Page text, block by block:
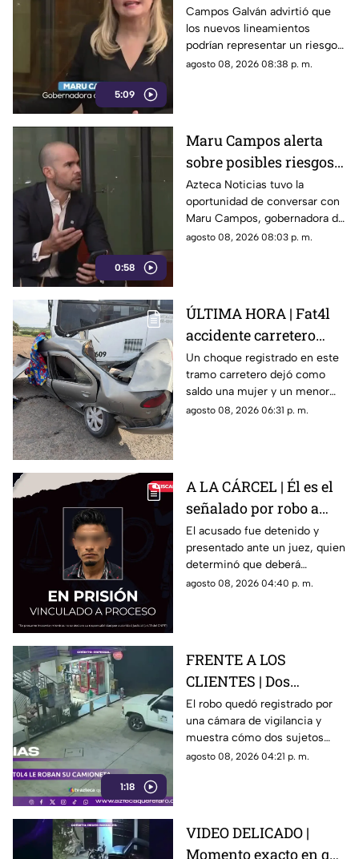
5:09
posible censura
impulsada desde el
Gobierno Federal
Campos Galván advirtió que
los nuevos lineamientos
podrían representar un riesgo
para la libertad de expresión
agosto 08, 2026 08:38 p. m.
0:58
Maru Campos alerta
sobre posibles riesgos
para la libertad de
expresión
Azteca Noticias tuvo la
oportunidad de conversar con
Maru Campos, gobernadora de
Chihuahua, quien habló sobre
para la libertad de expresión
agosto 08, 2026 08:03 p. m.
ÚLTIMA HORA | Fat4l
accidente carretero
deja una mujer y un
niño mu3rtos en San
Juan del Río
Un choque registrado en este
tramo carretero dejó como
saldo una mujer y un menor
sin vida, además de una
agosto 08, 2026 06:31 p. m.
A LA CÁRCEL | Él es el
señalado por robo a
una casa en Santa Rosa
Jáuregui
El acusado fue detenido y
presentado ante un juez, quien
determinó que deberá
permanecer en prisión
agosto 08, 2026 04:40 p. m.
1:18
FRENTE A LOS
CLIENTES | Dos
hombres enc4ñonan a
conductor y se llevan
su camioneta
El robo quedó registrado por
una cámara de vigilancia y
muestra cómo dos sujetos
obligaron a un conductor y a
agosto 08, 2026 04:21 p. m.
VIDEO DELICADO |
Momento exacto en que